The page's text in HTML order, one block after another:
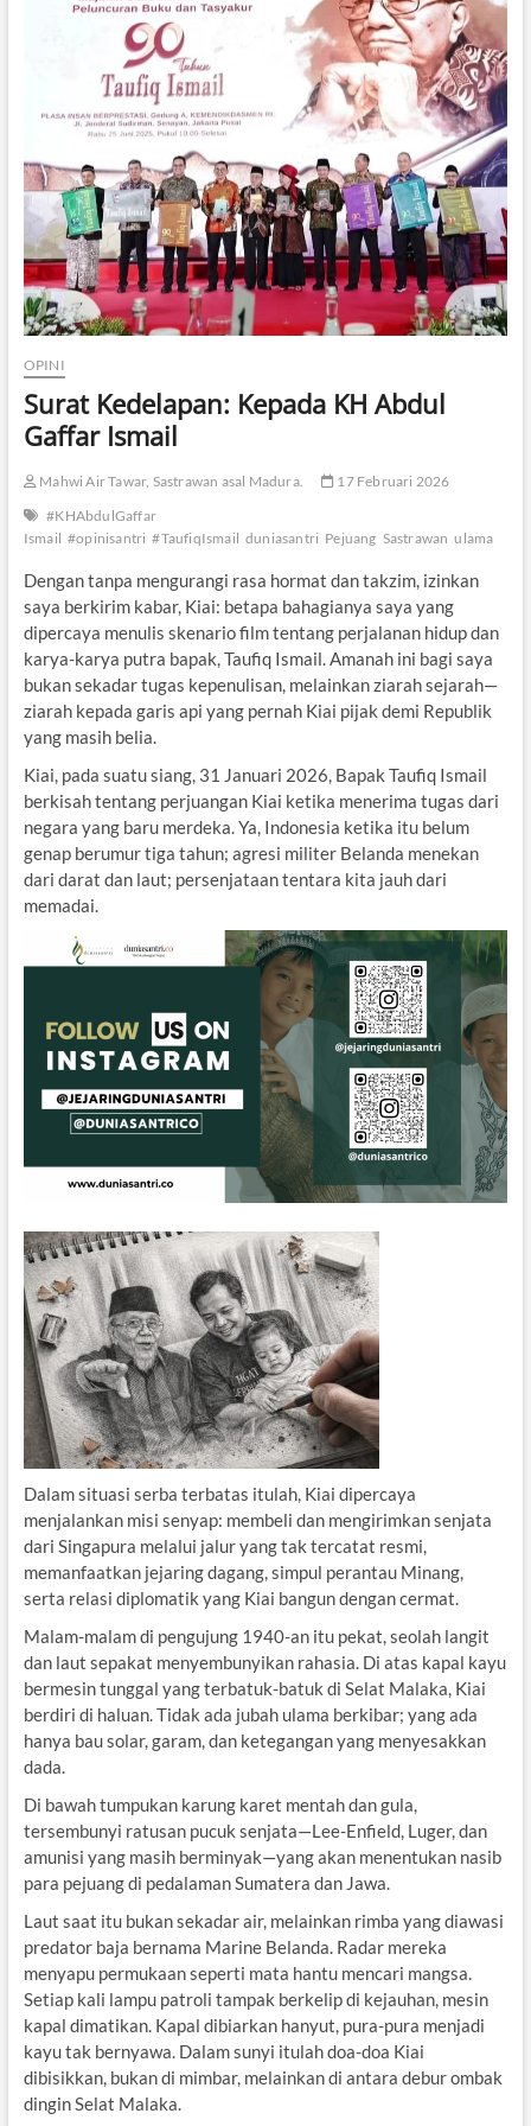
OPINI
Surat Kedelapan: Kepada KH Abdul
Gaffar Ismail
Mahwi Air Tawar, Sastrawan asal Madura.
17 Februari 2026
#KHAbdulGaffar
Ismail #opinisantri #TaufiqIsmail duniasantri Pejuang Sastrawan ulama
Dengan tanpa mengurangi rasa hormat dan takzim, izinkan
saya berkirim kabar, Kiai: betapa bahagianya saya yang
dipercaya menulis skenario film tentang perjalanan hidup dan
karya-karya putra bapak, Taufiq Ismail. Amanah ini bagi saya
bukan sekadar tugas kepenulisan, melainkan ziarah sejarah—
ziarah kepada garis api yang pernah Kiai pijak demi Republik
yang masih belia.
Kiai, pada suatu siang, 31 Januari 2026, Bapak Taufiq Ismail
berkisah tentang perjuangan Kiai ketika menerima tugas dari
negara yang baru merdeka. Ya, Indonesia ketika itu belum
genap berumur tiga tahun; agresi militer Belanda menekan
dari darat dan laut; persenjataan tentara kita jauh dari
memadai.
Dalam situasi serba terbatas itulah, Kiai dipercaya
menjalankan misi senyap: membeli dan mengirimkan senjata
dari Singapura melalui jalur yang tak tercatat resmi,
memanfaatkan jejaring dagang, simpul perantau Minang,
serta relasi diplomatik yang Kiai bangun dengan cermat.
Malam-malam di pengujung 1940-an itu pekat, seolah langit
dan laut sepakat menyembunyikan rahasia. Di atas kapal kayu
bermesin tunggal yang terbatuk-batuk di Selat Malaka, Kiai
berdiri di haluan. Tidak ada jubah ulama berkibar; yang ada
hanya bau solar, garam, dan ketegangan yang menyesakkan
dada.
Di bawah tumpukan karung karet mentah dan gula,
tersembunyi ratusan pucuk senjata—Lee-Enfield, Luger, dan
amunisi yang masih berminyak—yang akan menentukan nasib
para pejuang di pedalaman Sumatera dan Jawa.
Laut saat itu bukan sekadar air, melainkan rimba yang diawasi
predator baja bernama Marine Belanda. Radar mereka
menyapu permukaan seperti mata hantu mencari mangsa.
Setiap kali lampu patroli tampak berkelip di kejauhan, mesin
kapal dimatikan. Kapal dibiarkan hanyut, pura-pura menjadi
kayu tak bernyawa. Dalam sunyi itulah doa-doa Kiai
dibisikkan, bukan di mimbar, melainkan di antara debur ombak
dingin Selat Malaka.